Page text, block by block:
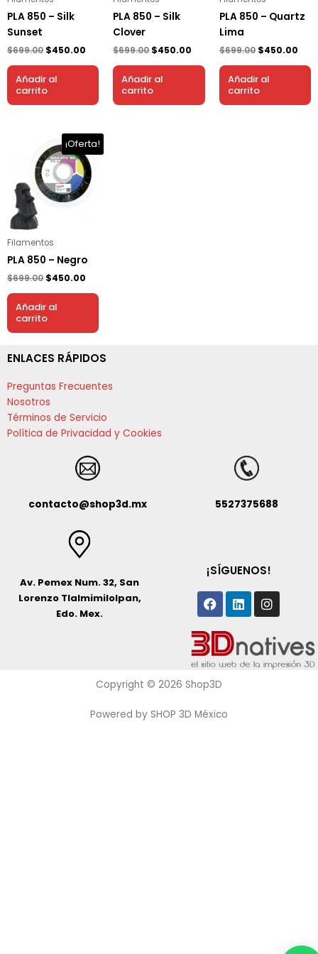
PLA 850 – Silk
Sunset
$699.00 $450.00
Añadir al
carrito
PLA 850 – Silk
Clover
$699.00 $450.00
Añadir al
carrito
PLA 850 – Quartz
Lima
$699.00 $450.00
Añadir al
carrito
¡Oferta!
Filamentos
PLA 850 – Negro
$699.00
precio
original
era:
$699.00.
$450.00
El
precio
actual
es:
$450.00.
Añadir al
carrito
ENLACES RÁPIDOS
Preguntas Frecuentes
Nosotros
Términos de Servicio
Política de Privacidad y Cookies
contacto@shop3d.mx 5527375688
Av. Pemex Num. 32, San
Lorenzo Tlalmimilolpan,
Edo. Mex.
¡SÍGUENOS!
Facebook
Linkedin
Copyright © 2026 Shop3D
Powered by SHOP 3D México